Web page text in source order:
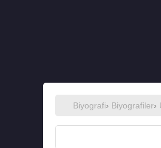
Biyografi› Biyografiler›